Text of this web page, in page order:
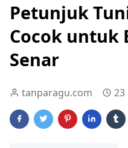
Petunjuk
Cocok untuk
Senar
tanparagu.com 23